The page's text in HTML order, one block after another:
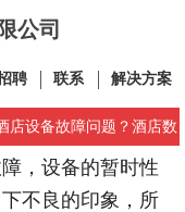
公司
聘 联系 解决方案
店设备故障问题？酒店数
，设备的暂时性
不良的印象，所